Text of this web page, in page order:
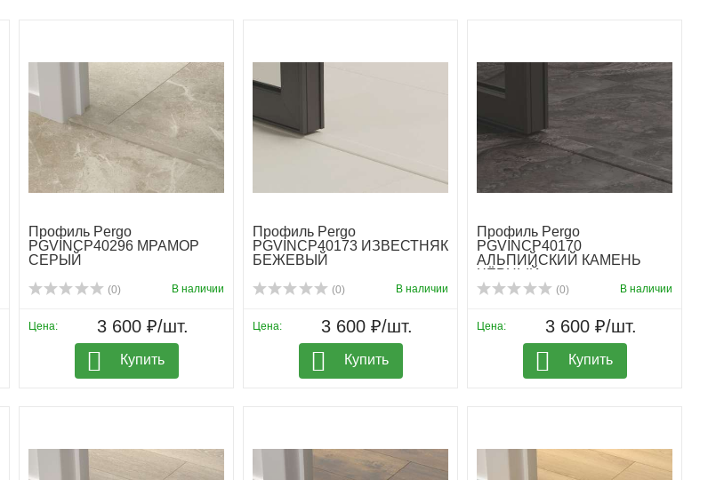
Профиль Pergo
PGVINCP40296 МРАМОР
СЕРЫЙ
(0) В наличии
Цена: 3 600 ₽/шт.
Купить
Профиль Pergo
PGVINCP40173 ИЗВЕСТНЯК
БЕЖЕВЫЙ
(0) В наличии
Цена: 3 600 ₽/шт.
Купить
Профиль Pergo
PGVINCP40170
АЛЬПИЙСКИЙ КАМЕНЬ
ЧЁРНЫЙ
(0) В наличии
Цена: 3 600 ₽/шт.
Купить